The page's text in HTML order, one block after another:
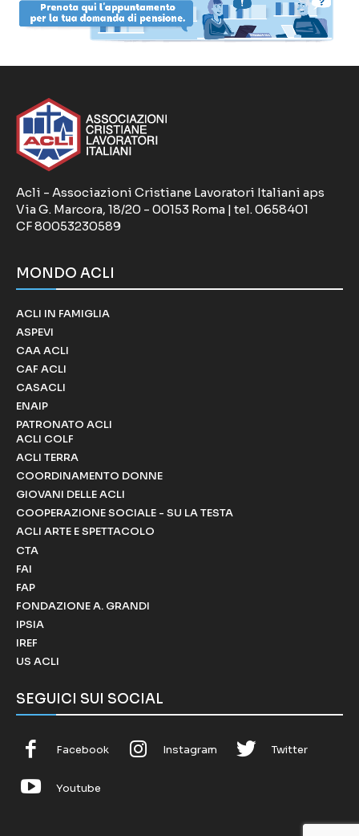
Acli - Associazioni Cristiane Lavoratori Italiani aps
Via G. Marcora, 18/20 - 00153 Roma | tel. 0658401
CF 80053230589
MONDO ACLI
ACLI IN FAMIGLIA
ASPEVI
CAA ACLI
CAF ACLI
CASACLI
ENAIP
PATRONATO ACLI
ACLI COLF
ACLI TERRA
COORDINAMENTO DONNE
GIOVANI DELLE ACLI
COOPERAZIONE SOCIALE - SU LA TESTA
ACLI ARTE E SPETTACOLO
CTA
FAI
FAP
FONDAZIONE A. GRANDI
IPSIA
IREF
US ACLI
SEGUICI SUI SOCIAL
Facebook Instagram Twitter
Youtube